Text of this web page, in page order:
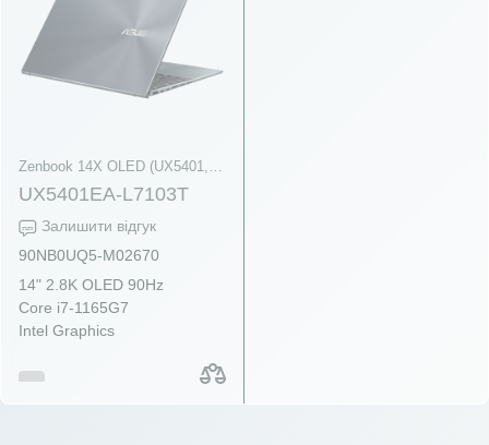
UX5401EA-L7103T
Залишити відгук
90NB0UQ5-M02670
14" 2.8K OLED 90Hz
Core i7-1165G7
Intel Graphics